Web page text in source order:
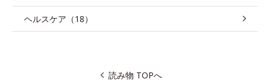
ヘルスケア（18）
読み物 TOPへ